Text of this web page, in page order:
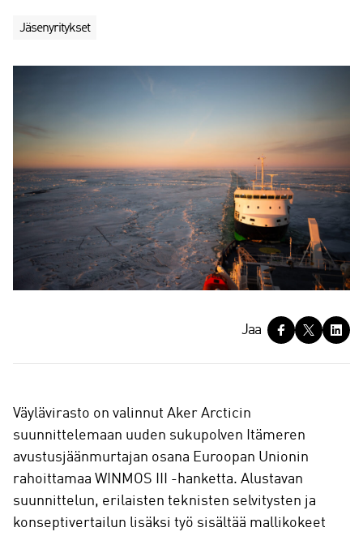
Jäsenyritykset
a
Jaa
Väylävirasto on valinnut Aker Arcticin
suunnittelemaan uuden sukupolven Itämeren
avustusjäänmurtajan osana Euroopan Unionin
rahoittamaa WINMOS III -hanketta. Alustavan
suunnittelun, erilaisten teknisten selvitysten ja
konseptivertailun lisäksi työ sisältää mallikokeet